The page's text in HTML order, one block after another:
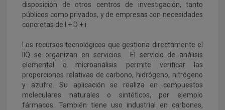
disposición de otros centros de investigación, tanto
públicos como privados, y de empresas con necesidades
concretas de I + D + i.
Los recursos tecnológicos que gestiona directamente el
IIQ se organizan en servicios. El servicio de análisis
elemental o microanálisis permite verificar las
proporciones relativas de carbono, hidrógeno, nitrógeno
y azufre. Su aplicación se realiza en compuestos
moleculares naturales o sintéticos, por ejemplo
fármacos. También tiene uso industrial en carbones,